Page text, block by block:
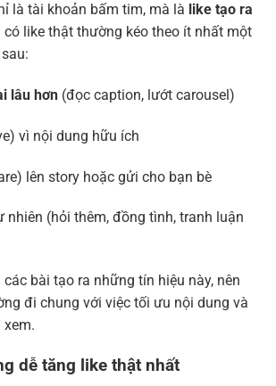
là tài khoản bấm tim, mà là like tạo ra
có like thật thường kéo theo ít nhất một
lâu hơn(đọc caption, lướt carousel)
vì nội dung hữu ích
lên story hoặc gửi cho bạn bè
nhiên (hỏi thêm, đồng tình, tranh luận
các bài tạo ra những tín hiệu này, nên
đi chung với việc tối ưu nội dung và
dễ tăng like thật nhất